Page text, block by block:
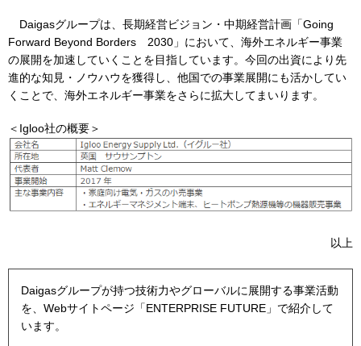
お問い合わせ English
Daigasグループは、長期経営ビジョン・中期経営計画「Going
Forward Beyond Borders 2030」において、海外エネルギー事業
の展開を加速していくことを目指しています。今回の出資により先
進的な知見・ノウハウを獲得し、他国での事業展開にも活かしてい
くことで、海外エネルギー事業をさらに拡大してまいります。
＜Igloo社の概要＞
以上
Daigasグループが持つ技術力やグローバルに展開する事業活動
を、Webサイトページ「ENTERPRISE FUTURE」で紹介して
います。